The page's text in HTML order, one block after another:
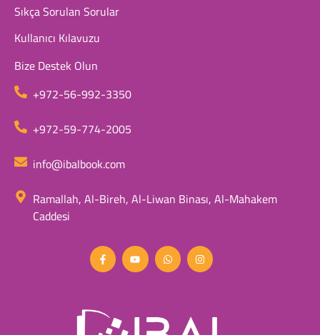
Sıkça Sorulan Sorular
Kullanıcı Kılavuzu
Bize Destek Olun
+972-56-992-3350
+972-59-774-2005
info@ibalbook.com
Ramallah, Al-Bireh, Al-Liwan Binası, Al-Mahakem
Caddesi